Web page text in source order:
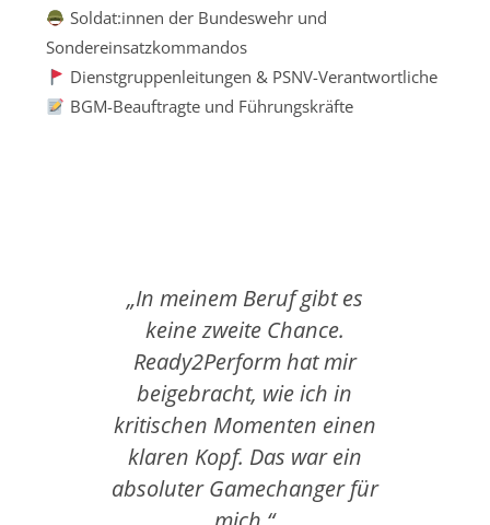
Soldat:innen der Bundeswehr und
Sondereinsatzkommandos
Dienstgruppenleitungen & PSNV-Verantwortliche
BGM-Beauftragte und Führungskräfte
„In meinem Beruf gibt es
keine zweite Chance.
Ready2Perform hat mir
beigebracht, wie ich in
kritischen Momenten einen
klaren Kopf. Das war ein
absoluter Gamechanger für